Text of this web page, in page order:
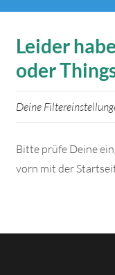
Leider
oder
Deine
Bitte prüfe Deine
vorn mit der